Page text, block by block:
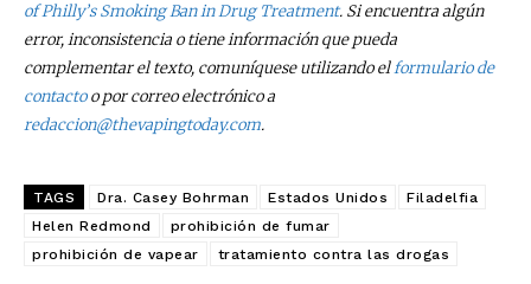
of Philly’s Smoking Ban in Drug Treatment. Si encuentra algún
error, inconsistencia o tiene información que pueda
complementar el texto, comuníquese utilizando elformulario de
contactoo por correo electrónico a
redaccion@thevapingtoday.com.
TAGS Dra. Casey Bohrman Estados Unidos
Filadelfia
Helen Redmond
prohibición de fumar
prohibición de vapear
tratamiento contra las drogas